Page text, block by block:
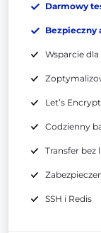
Darmowy
Bezpieczny
Wsparcie
Let’s Encrypt
Codzienny
Transfer
SSH i Redis